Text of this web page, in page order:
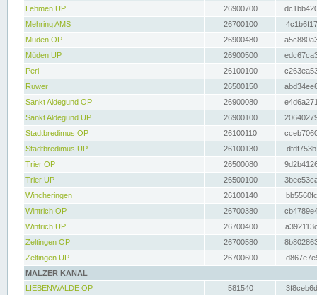
Lehmen UP
26900700
Mehring AMS
26700100
Müden OP
26900480
Müden UP
26900500
Perl
26100100
Ruwer
26500150
Sankt Aldegund OP
26900080
Sankt Aldegund UP
26900100
Stadtbredimus OP
26100110
Stadtbredimus UP
26100130
Trier OP
26500080
Trier UP
26500100
Wincheringen
26100140
Wintrich OP
26700380
Wintrich UP
26700400
Zeltingen OP
26700580
Zeltingen UP
26700600
MALZER KANAL
LIEBENWALDE OP
581540